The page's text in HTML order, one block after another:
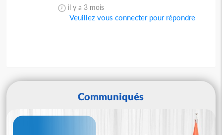
il y a 3 mois
Veuillez vous connecter pour répondre
Communiqués